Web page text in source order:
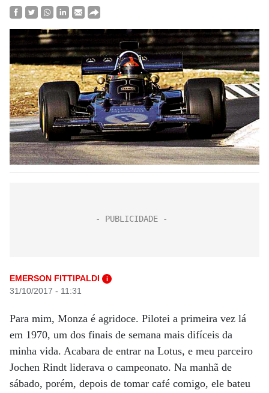
EMERSON FITTIPALDI i
31/10/2017 - 11:31
Para mim, Monza é agridoce. Pilotei a primeira vez lá
em 1970, um dos finais de semana mais difíceis da
minha vida. Acabara de entrar na Lotus, e meu parceiro
Jochen Rindt liderava o campeonato. Na manhã de
sábado, porém, depois de tomar café comigo, ele bateu